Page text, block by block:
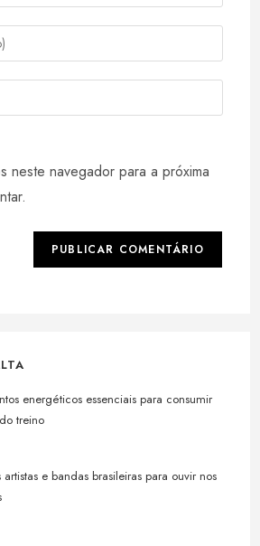
neste navegador para a próxima
energéticos essenciais para consumir
treino
artistas e bandas brasileiras para ouvir nos